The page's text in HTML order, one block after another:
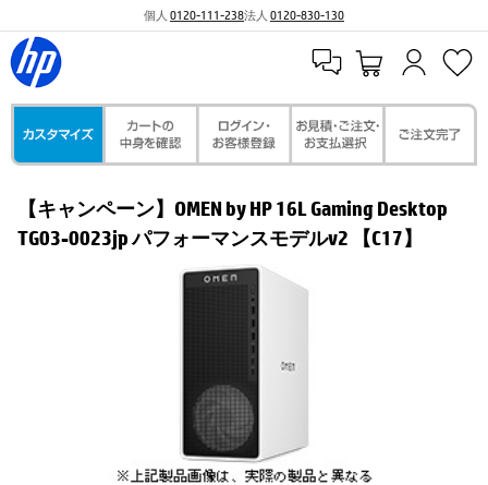
個人 0120-111-238法人 0120-830-130
【キャンペーン】OMEN by HP 16L Gaming Desktop
TG03-0023jp パフォーマンスモデルv2 【C17】